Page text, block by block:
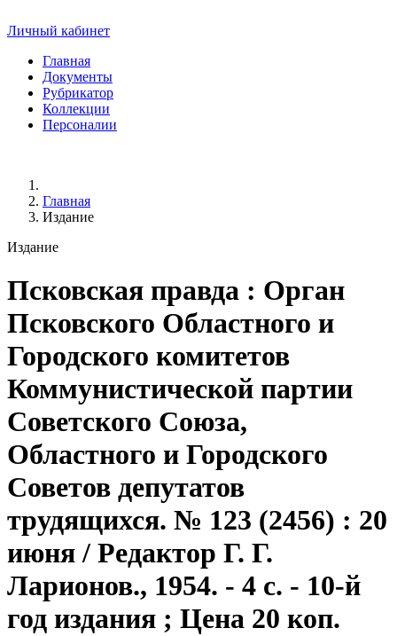
Личный кабинет
Главная
Документы
Рубрикатор
Коллекции
Персоналии
Главная
Издание
Издание
Псковская правда : Орган
Псковского Областного и
Городского комитетов
Коммунистической партии
Советского Союза,
Областного и Городского
Советов депутатов
трудящихся. № 123 (2456) : 20
июня / Редактор Г. Г.
Ларионов., 1954. - 4 с. - 10-й
год издания ; Цена 20 коп.